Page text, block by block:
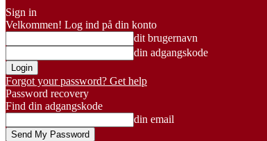
Sign in
Velkommen! Log ind på din konto
dit brugernavn
din adgangskode
Forgot your password? Get help
Password recovery
Find din adgangskode
din email